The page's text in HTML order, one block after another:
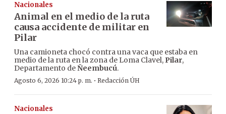
Nacionales
Animal en el medio de la ruta
causa accidente de militar en
Pilar
Una camioneta chocó contra una vaca que estaba en
medio de la ruta en la zona de Loma Clavel, Pilar,
Departamento deÑeembucú.
Agosto 6, 2026 10:24 p. m. · Redacción ÚH
Nacionales